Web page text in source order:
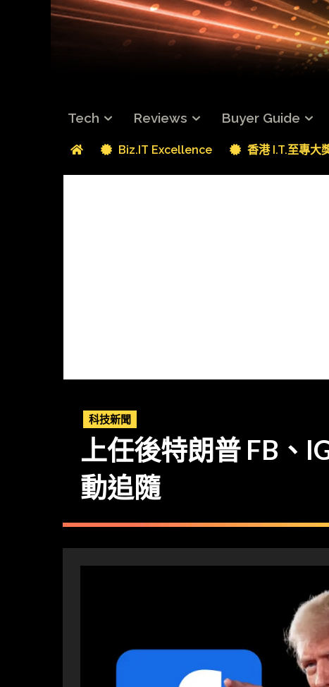
Tech Reviews Buyer Guide
Biz.IT Excellence 香港 I.T.至專大
科技新聞
上任後特朗普 FB、
動追隨